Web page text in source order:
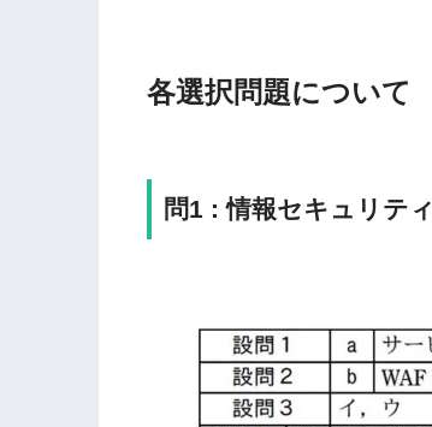
各選択問題について
問1 : 情報セキュリティ